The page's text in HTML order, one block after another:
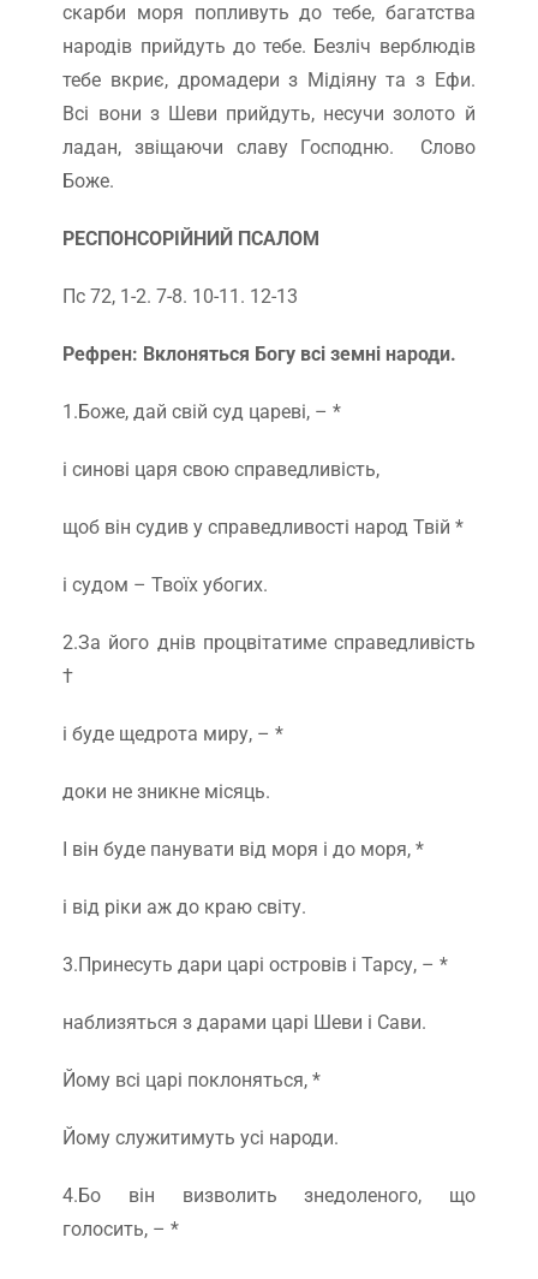
скарби моря попливуть до тебе, багатства
народів прийдуть до тебе. Безліч верблюдів
тебе вкриє, дромадери з Мідіяну та з Ефи.
Всі вони з Шеви прийдуть, несучи золото й
ладан, звіщаючи славу Господню. Слово
Боже.
РЕСПОНСОРІЙНИЙ ПСАЛОМ
Пс 72, 1-2. 7-8. 10-11. 12-13
Рефрен: Вклоняться Богу всі земні народи.
1.Боже, дай свій суд цареві, – *
і синові царя свою справедливість,
щоб він судив у справедливості народ Твій *
і судом – Твоїх убогих.
2.За його днів процвітатиме справедливість
†
і буде щедрота миру, – *
доки не зникне місяць.
І він буде панувати від моря і до моря, *
і від ріки аж до краю світу.
3.Принесуть дари царі островів і Тарсу, – *
наблизяться з дарами царі Шеви і Сави.
Йому всі царі поклоняться, *
Йому служитимуть усі народи.
4.Бо він визволить знедоленого, що
голосить, – *